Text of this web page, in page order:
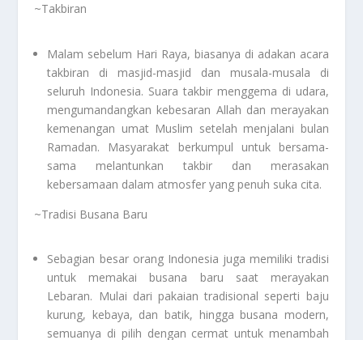
~Takbiran
Malam sebelum Hari Raya, biasanya di adakan acara
takbiran di masjid-masjid dan musala-musala di
seluruh Indonesia. Suara takbir menggema di udara,
mengumandangkan kebesaran Allah dan merayakan
kemenangan umat Muslim setelah menjalani bulan
Ramadan. Masyarakat berkumpul untuk bersama-
sama melantunkan takbir dan merasakan
kebersamaan dalam atmosfer yang penuh suka cita.
~Tradisi Busana Baru
Sebagian besar orang Indonesia juga memiliki tradisi
untuk memakai busana baru saat merayakan
Lebaran. Mulai dari pakaian tradisional seperti baju
kurung, kebaya, dan batik, hingga busana modern,
semuanya di pilih dengan cermat untuk menambah